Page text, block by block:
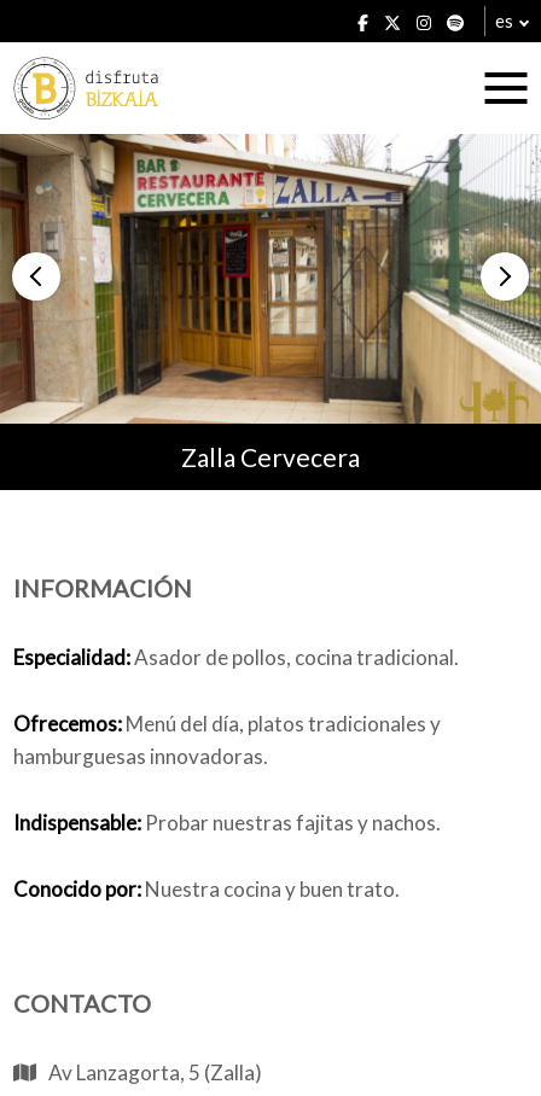
es
Alojamientos
Restaurantes
Planes
Blog
Añade tu negocio
Zalla Cervecera
INFORMACIÓN
Especialidad:Asador de pollos, cocina tradicional.
Ofrecemos:Menú del día, platos tradicionales y
hamburguesas innovadoras.
Indispensable: Probar nuestras fajitas y nachos.
Conocido por:Nuestra cocina y buen trato.
CONTACTO
Av Lanzagorta, 5 (Zalla)